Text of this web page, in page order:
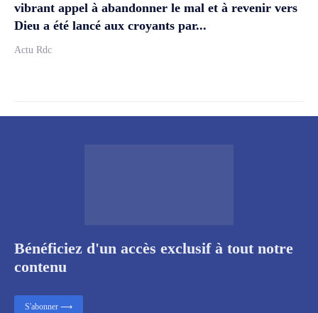
vibrant appel à abandonner le mal et à revenir vers
Dieu a été lancé aux croyants par...
Actu Rdc
Bénéficiez d'un accès exclusif à tout notre
contenu
S'abonner ⟶